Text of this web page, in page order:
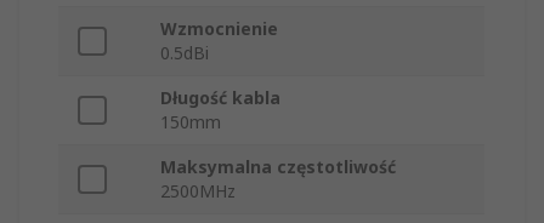
Wzmocnienie
0.5dBi
Długość kabla
150mm
Maksymalna częstotliwość
2500MHz